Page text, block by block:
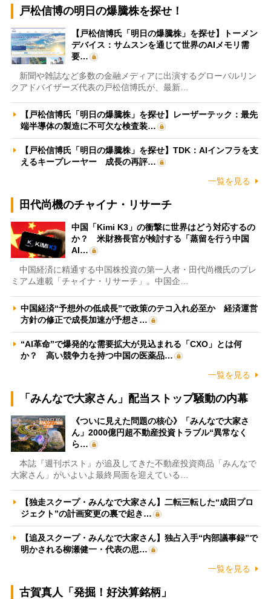
戸松信博の明日の爆騰株を探せ！
【戸松信博氏「明日の爆騰株」を探せ】トーメン
デバイス：サムスンを通じて世界のAIメモリ需
要…
新聞や雑誌など多数の金融メディアに出演するグローバルリン
クアドバイザーズ代表の戸松信博氏が、最新…
【戸松信博氏「明日の爆騰株」を探せ】レーザーテック：最先
端半導体の製造に不可欠な検査装…
【戸松信博氏「明日の爆騰株」を探せ】TDK：AIインフラを支
えるキープレーヤー 成長の再評…
一覧を見る
田代尚機のチャイナ・リサーチ
中国「Kimi K3」の衝撃に世界はどう対応するの
か？ 米財務長官が検討する「蒸留を行う中国
AI…
中国経済に精通する中国株投資の第一人者・田代尚機氏のプレ
ミアム連載「チャイナ・リサーチ」。中国企…
中国経済“予想外の低成長”で政策のテコ入れ必至か 経済運営
方針の修正で成長加速が予想さ…
“AI革命”で爆発的な需要拡大が見込まれる「CXO」とは何
か？ 高い競争力を持つ中国の医薬品…
一覧を見る
「みんなで大家さん」配当ストップ騒動の内幕
《ついに見えた問題の核心》「みんなで大家さ
ん」2000億円超不動産投資トラブル“異常なく
ら…
本誌『週刊ポスト』が追及してきた不動産投資商品「みんなで
大家さん」がいよいよ最終局面を迎えている…
【独走スクープ・みんなで大家さん】二転三転した“成田プロ
ジェクト”の計画変更の裏で起き…
【追及スクープ・みんなで大家さん】独占入手“内部議事録”で
明かされる柳瀬健一・代表の思…
一覧を見る
古賀真人「発掘！好決算銘柄」